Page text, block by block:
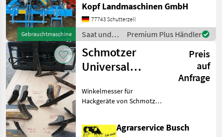
Gebrauchtmaschine
KPP-LSC AV5 Baujahr 2023
2.500kg / 3.500kg AV5
Parallelverschiebrahmen
KPP-LSC be
Kopf Landmaschinen GmbH
77743 Schutterzell
Saat und
Pflege /
Schmotzer
Premium Plus Händler
Schmotzer
Universal
(Siehe auch Tra
Preis
auf
Anfrage
Winkelmesser für
Hackgeräte von Schmotzer
Kotte Lemken Amazone
Agrarservice Busch